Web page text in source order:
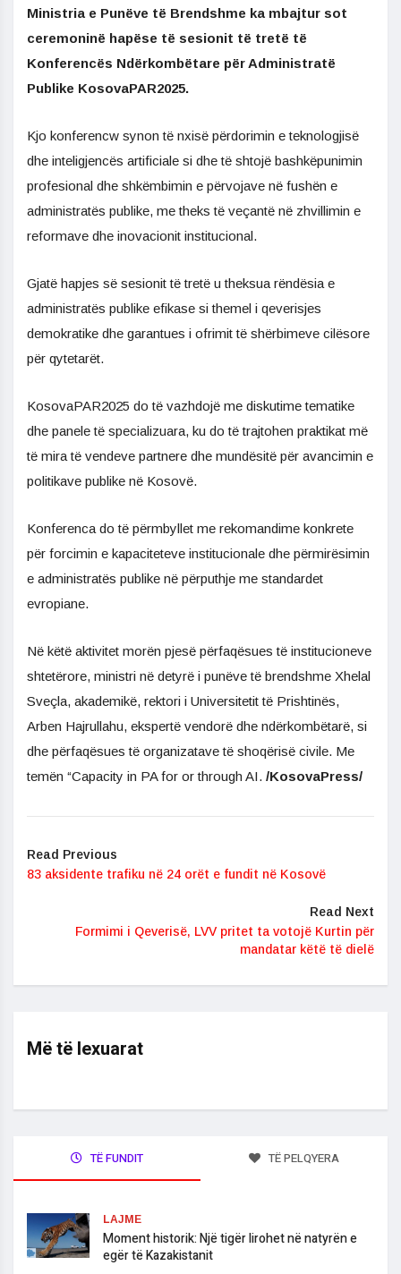
Ministria e Punëve të Brendshme ka mbajtur sot
ceremoninë hapëse të sesionit të tretë të
Konferencës Ndërkombëtare për Administratë
Publike KosovaPAR2025.
Kjo konferencw synon të nxisë përdorimin e teknologjisë
dhe inteligjencës artificiale si dhe të shtojë bashkëpunimin
profesional dhe shkëmbimin e përvojave në fushën e
administratës publike, me theks të veçantë në zhvillimin e
reformave dhe inovacionit institucional.
Gjatë hapjes së sesionit të tretë u theksua rëndësia e
administratës publike efikase si themel i qeverisjes
demokratike dhe garantues i ofrimit të shërbimeve cilësore
për qytetarët.
KosovaPAR2025 do të vazhdojë me diskutime tematike
dhe panele të specializuara, ku do të trajtohen praktikat më
të mira të vendeve partnere dhe mundësitë për avancimin e
politikave publike në Kosovë.
Konferenca do të përmbyllet me rekomandime konkrete
për forcimin e kapaciteteve institucionale dhe përmirësimin
e administratës publike në përputhje me standardet
evropiane.
Në këtë aktivitet morën pjesë përfaqësues të institucioneve
shtetërore, ministri në detyrë i punëve të brendshme Xhelal
Sveçla, akademikë, rektori i Universitetit të Prishtinës,
Arben Hajrullahu, ekspertë vendorë dhe ndërkombëtarë, si
dhe përfaqësues të organizatave të shoqërisë civile. Me
temën “Capacity in PA for or through AI. /KosovaPress/
Read Previous
83 aksidente trafiku në 24 orët e fundit në Kosovë
Read Next
Formimi i Qeverisë, LVV pritet ta votojë Kurtin për
mandatar këtë të dielë
Më të lexuarat
TË FUNDIT TË PELQYERA
LAJME
Moment historik: Një tigër lirohet në natyrën e
egër të Kazakistanit